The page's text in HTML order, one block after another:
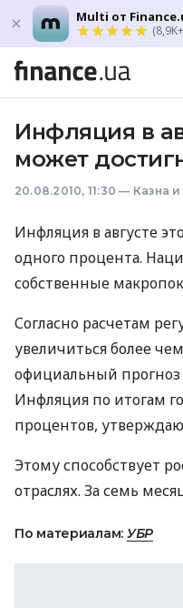
Multi от
Инфляция в
может
20.08.2010, 11:30 — Казна
Инфляция в августе
одного процента.
собственные
Согласно расчетам
увеличиться более
официальный прогноз
Инфляция по итогам
процентов,
Этому способствует
отраслях. За семь
По материалам: УБР